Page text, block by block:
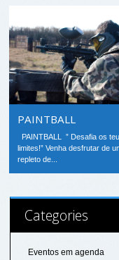
PAINTBALL
PAINTBALL ” Desafia os
limites!” Venha desfrutar de
repleto de...
Categories
Eventos em agenda